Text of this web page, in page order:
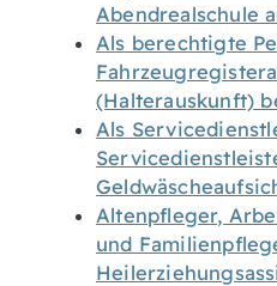
Abendrealschule
Als berechtigte
(Halterauskunft)
Als
Altenpfleger,
und